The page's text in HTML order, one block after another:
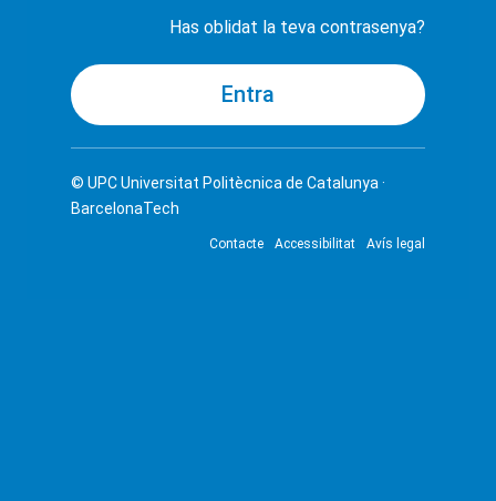
Has oblidat la teva contrasenya?
© UPCUniversitat Politècnica de Catalunya ·
BarcelonaTech
Contacte Accessibilitat Avís legal